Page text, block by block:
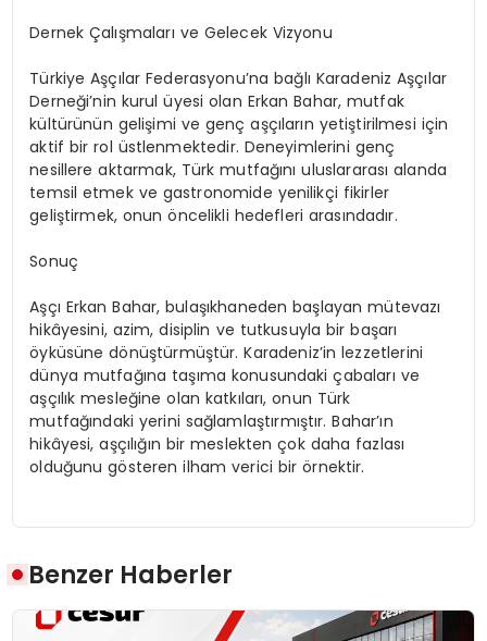
Dernek Çalışmaları ve Gelecek Vizyonu
Türkiye Aşçılar Federasyonu’na bağlı Karadeniz Aşçılar
Derneği’nin kurul üyesi olan Erkan Bahar, mutfak
kültürünün gelişimi ve genç aşçıların yetiştirilmesi için
aktif bir rol üstlenmektedir. Deneyimlerini genç
nesillere aktarmak, Türk mutfağını uluslararası alanda
temsil etmek ve gastronomide yenilikçi fikirler
geliştirmek, onun öncelikli hedefleri arasındadır.
Sonuç
Aşçı Erkan Bahar, bulaşıkhaneden başlayan mütevazı
hikâyesini, azim, disiplin ve tutkusuyla bir başarı
öyküsüne dönüştürmüştür. Karadeniz’in lezzetlerini
dünya mutfağına taşıma konusundaki çabaları ve
aşçılık mesleğine olan katkıları, onun Türk
mutfağındaki yerini sağlamlaştırmıştır. Bahar’ın
hikâyesi, aşçılığın bir meslekten çok daha fazlası
olduğunu gösteren ilham verici bir örnektir.
Benzer Haberler